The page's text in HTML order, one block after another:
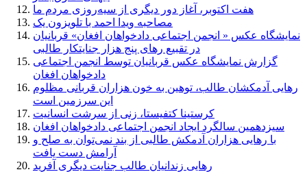
هفت اکتوبر، آغاز دور دیگری از سیه‌روزی مردم ما
مصاحبه ویدا احمد با تلویزون یک
نمایشگاه عکس « انجمن اجتماعی دادخواهان افغان» قربانیان
در تقبیع رهای پنج هزار جنایتکار طالبی
گزارش نمایشگاه عکس قربانیان توسط انجمن اجتماعی
دادخواهان افغان
رهایی آدمکشان طالب، توهین به خون هزاران قربانی مظلوم
این سرزمین است
کرستینا کتفیستا، زنی از سرشت انسانیت
سیزدهمین سالگرد ایجاد انجمن اجتماعی دادخواهان افغان
با رهایی هزاران آدمکش طالبی از بند نمی‌توان به صلح و
آرامش دست یافت
رهایی زندانیان طالب جنایت دیگری آفرید